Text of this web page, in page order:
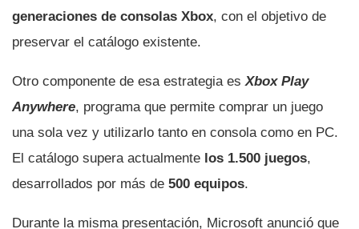
generaciones de consolas Xbox, con el objetivo de
preservar el catálogo existente.
Otro componente de esa estrategia esXbox Play
Anywhere, programa que permite comprar un juego
una sola vez y utilizarlo tanto en consola como en PC.
El catálogo supera actualmente los 1.500 juegos,
desarrollados por más de 500 equipos.
Durante la misma presentación, Microsoft anunció que